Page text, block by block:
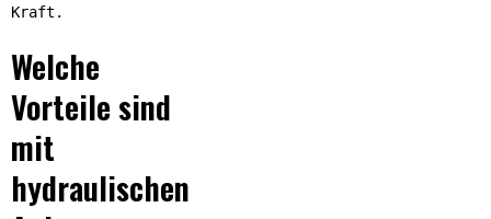
Kraft.
Welche
Vorteile sind
mit
hydraulischen